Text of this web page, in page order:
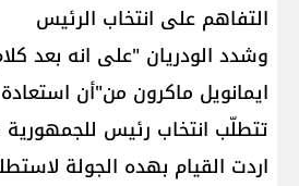
التفاهم على انتخاب الرئيس
وشدد الودريان "على انه بعد
ايمانويل ماكرون من"أن
تتطلّب انتخاب رئيس
اردت القيام بهده الجولة